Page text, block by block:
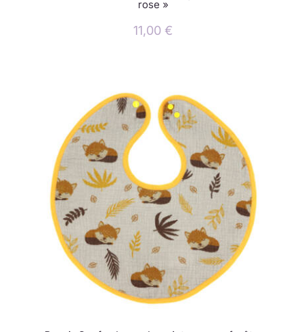
rose »
11,00 €